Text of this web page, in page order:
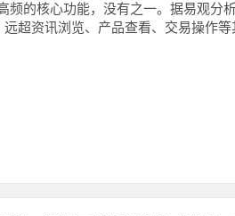
频的核心功能，没有之一。据易观分
远超资讯浏览、产品查看、交易操作